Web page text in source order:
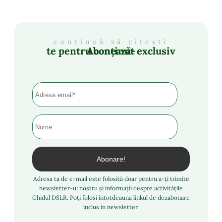
continuă să citești
Abonează-te pentru conținut exclusiv
Adresa ta de e-mail este folosită doar pentru a-ți trimite
newsletter-ul nostru și informații despre activitățile
Ghidul DSLR. Poți folosi întotdeauna linkul de dezabonare
inclus în newsletter.